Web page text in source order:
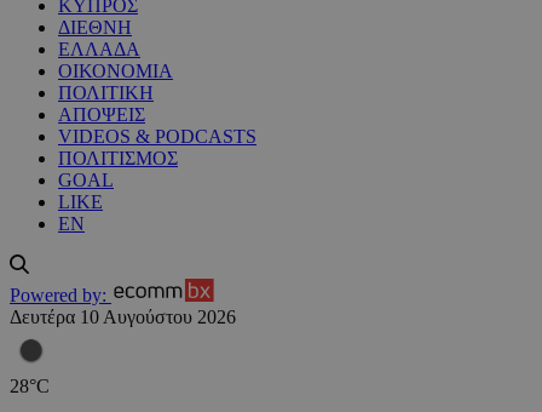
ΚΥΠΡΟΣ
ΔΙΕΘΝΗ
ΕΛΛΑΔΑ
ΟΙΚΟΝΟΜΙΑ
ΠΟΛΙΤΙΚΗ
ΑΠΟΨΕΙΣ
VIDEOS & PODCASTS
ΠΟΛΙΤΙΣΜΟΣ
GOAL
LIKE
EN
Powered by:
Δευτέρα 10 Αυγούστου 2026
28°C